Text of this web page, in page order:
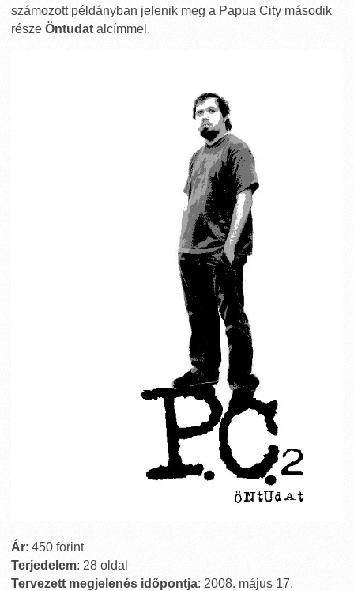
számozott példányban jelenik meg a Papua City második
része Öntudat alcímmel.
Ár: 450 forint
Terjedelem: 28 oldal
Tervezett megjelenés időpontja: 2008. május 17.